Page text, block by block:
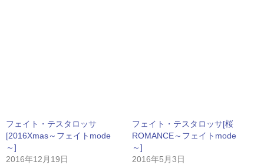
フェイト・テスタロッサ
[2016Xmas～フェイトmode
～]
2016年12月19日
フェイト・テスタロッサ[桜
ROMANCE～フェイトmode
～]
2016年5月3日